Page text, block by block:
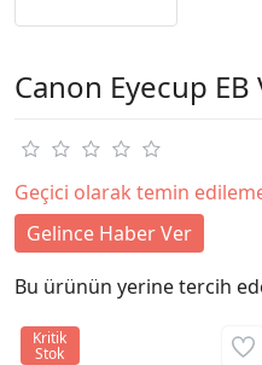
Canon Eyecup
Geçici olarak temin
Gelince Haber Ver
Bu ürünün yerine tercih
Kritik
Stok